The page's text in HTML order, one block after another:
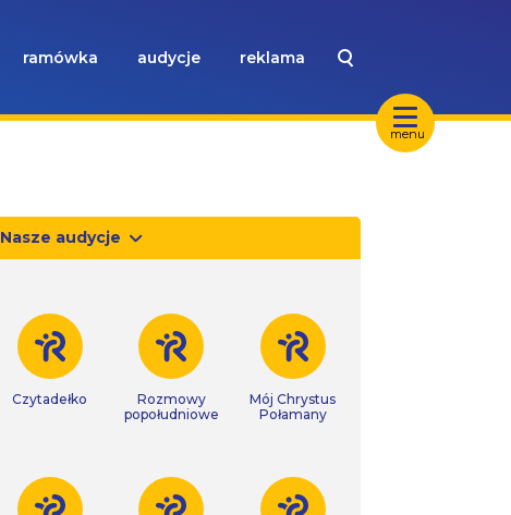
menu
ramówka audycje reklama
Nasze audycje
Czytadełko
Rozmowy
popołudniowe
Mój Chrystus
Połamany